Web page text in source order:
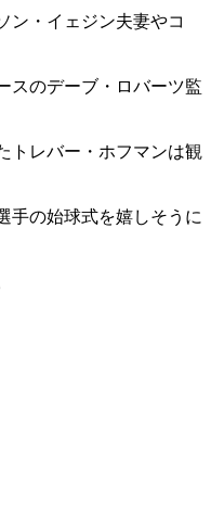
ン・イェジン夫妻やコ
スのデーブ・ロバーツ監
トレバー・ホフマンは観
手の始球式を嬉しそうに